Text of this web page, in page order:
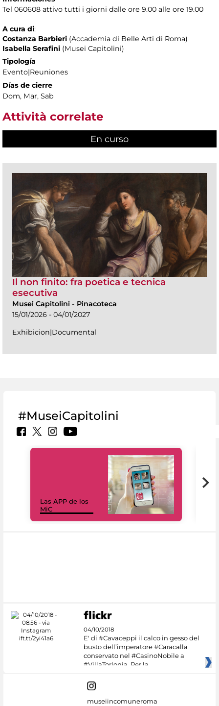
Tel 060608 attivo tutti i giorni dalle ore 9.00 alle ore 19.00
A cura di:
Costanza Barbieri (Accademia di Belle Arti di Roma)
Isabella Serafini (Musei Capitolini)
Tipología
Evento|Reuniones
Días de cierre
Dom, Mar, Sab
Attività correlate
En curso
Il non finito: fra poetica e tecnica
esecutiva
Musei Capitolini - Pinacoteca
15/01/2026 - 04/01/2027
Exhibicion|Documental
#MuseiCapitolini
Las APP de los
MiC
04/10/2018
E' di #Cavaceppi il calco in gesso del
busto dell’imperatore #Caracalla
conservato nel #CasinoNobile a
#VillaTorlonia. Per la
museiincomuneroma